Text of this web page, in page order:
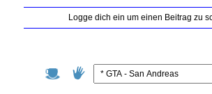
Logge dich ein um einen Beitrag zu